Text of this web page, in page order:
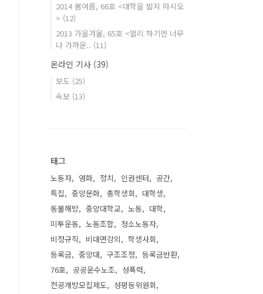
2014 봄여름, 66호 <대학을 밟지 마시오
> (12)
2013 가을겨울, 65호 <멀리 하기엔 너무
나 가까운.. (11)
온라인 기사 (39)
보도 (25)
속보 (13)
태그
노동자 영화 정치 인권센터
공간
특집
중앙문화 총학생회
대학생
동물해방
중앙대학교 노동
대학
미투운동
노동조합
청소노동자
비정규직
비대면강의
학생사회
등록금
중앙대 구조조정
등록금반환
76호
공공운수노조
성폭력
전공개방모집제도
성평등위원회